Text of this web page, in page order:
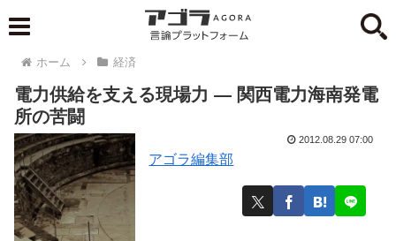
ホーム 経済
電力供給を支える現場力 ― 関西電力海南発電
所の苦闘
アゴラ編集部
2012.08.29 07:00